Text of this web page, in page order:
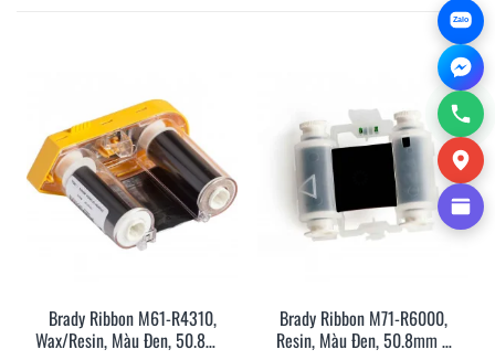
Brady Ribbon M61-R4310,
Wax/Resin, Màu Đen, 50.8mm
Brady Ribbon M71-R6000,
Resin, Màu Đen, 50.8mm X
Zalo